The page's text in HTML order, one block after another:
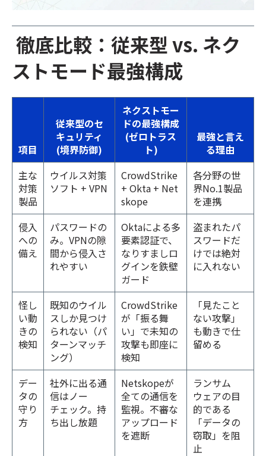
徹底比較：従来型 vs. ネク
ストモード最強構成
項目
従来型のセ
キュリティ
(境界防御)
ネクストモー
ドの最強構成
(ゼロトラス
ト)
最強と言え
る理由
主な
対策
製品
ウイルス対策
ソフト + VPN
CrowdStrike
+ Okta + Net
skope
各分野の世
界No.1製品
を連携
侵入
への
備え
パスワードの
み。VPNの隙
間から侵入さ
れやすい
Oktaによる多
要素認証で、
なりすましロ
グインを鉄壁
ガード
盗まれたパ
スワードだ
けでは絶対
に入れない
怪し
い動
きの
検知
既知のウイル
スしか見つけ
られない（パ
ターンマッチ
ング）
CrowdStrike
が「振る舞
い」で未知の
攻撃も即座に
検知
「見たこと
ない攻撃」
も動きで仕
留める
デー
タの
守り
方
社外に出る通
信はノー
チェック。持
ち出し放題
Netskopeが
全ての通信を
監視。不審な
アップロード
を遮断
ランサム
ウェアの目
的である
「データの
窃取」を阻
止